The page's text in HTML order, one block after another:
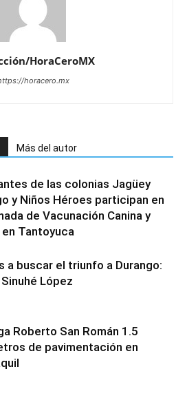
HoraCeroMX
horacero.mx
Más del autor
de las colonias Jagüey
y Niños Héroes participan en
de Vacunación Canina y
en Tantoyuca
a buscar el triunfo a Durango:
López
Roberto San Román 1.5
de pavimentación en